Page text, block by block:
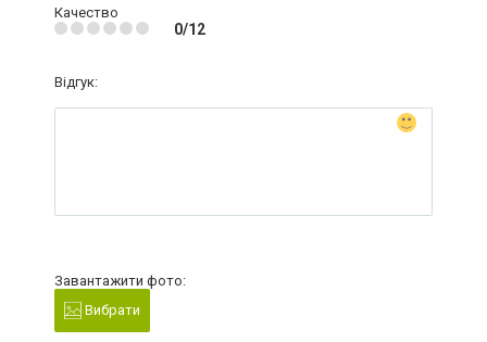
Качество
0/12
Відгук:
Завантажити фото:
Вибрати